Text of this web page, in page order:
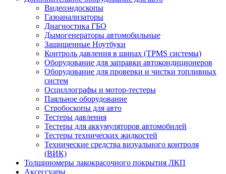
Видеоэндоскопы
Газоанализаторы
Диагностика ГБО
Дымогенераторы автомобильные
Защищенные Ноутбуки
Контроль давления в шинах (TPMS системы)
Оборудование для заправки автокондиционеров
Оборудование для проверки и чистки топливных
систем
Осциллографы и мотор-тестеры
Паяльное оборудование
Стробоскопы для авто
Тестеры давления
Тестеры для аккумуляторов автомобилей
Тестеры технических жидкостей
Технические средства визуального контроля
(ВИК)
Толщиномеры лакокрасочного покрытия ЛКП
Аксессуары